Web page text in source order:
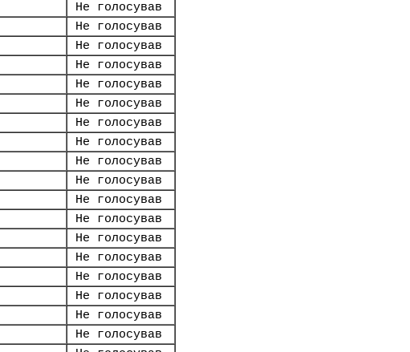
Не голосував
Не голосував
Не голосував
Не голосував
Не голосував
Не голосував
Не голосував
Не голосував
Не голосував
Не голосував
Не голосував
Не голосував
Не голосував
Не голосував
Не голосував
Не голосував
Не голосував
Не голосував